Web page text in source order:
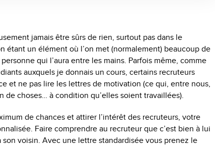
jamais être sûrs de rien, surtout pas dans le
étant un élément où l’on met (normalement) beaucoup de
qui l’aura entre les mains. Parfois même, comme
auxquels je donnais un cours, certains recruteurs
et ne pas lire les lettres de motivation (ce qui, entre nous,
de choses… à condition qu’elles soient travaillées).
de chances et attirer l’intérêt des recruteurs, votre
Faire comprendre au recruteur que c’est bien à lui
son voisin. Avec une lettre standardisée vous prenez le